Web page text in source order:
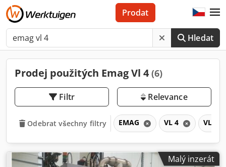
Hledat
Prodat
Prodej použitých Emag Vl 4 (6)
Filtr Relevance
Odebrat všechny filtry EMAG VL 4 VL
Malý inzerát